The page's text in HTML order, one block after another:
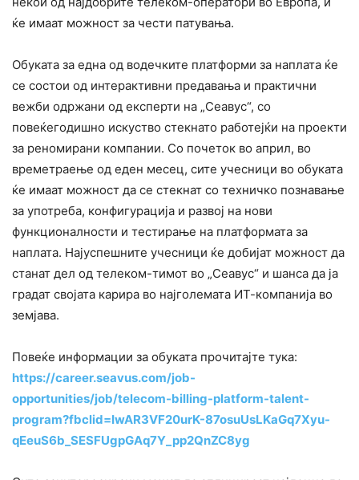
ќе имаат можност за чести патувања.
Обуката за една од водечките платформи за наплата ќе
се состои од интерактивни предавања и практични
вежби одржани од експерти на „Сеавус“, со
повеќегодишно искуство стекнато работејќи на проекти
за реномирани компании. Со почеток во април, во
времетраење од еден месец, сите учесници во обуката
ќе имаат можност да се стекнат со техничко познавање
за употреба, конфигурација и развој на нови
функционалности и тестирање на платформата за
наплата. Најуспешните учесници ќе добијат можност да
станат дел од телеком-тимот во „Сеавус“ и шанса да ја
градат својата карира во најголемата ИТ-компанија во
земјава.
Повеќе информации за обуката прочитајте тука:
https://career.seavus.com/job-
opportunities/job/telecom-billing-platform-talent-
program?fbclid=IwAR3VF20urK-87osuUsLKaGq7Xyu-
qEeuS6b_SESFUgpGAq7Y_pp2QnZC8yg